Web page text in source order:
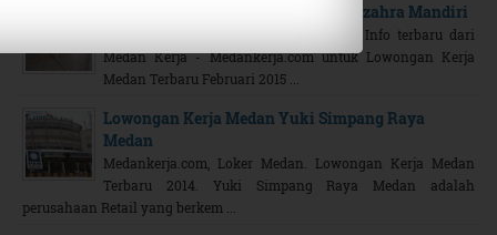
Lowongan Kerja Medan PT Fajar Azzahra Mandiri
Lowongan Kerja Medan. Loker Medan. Info terbaru dari
Medan Kerja - Medankerja.com untuk Lowongan Kerja
Medan Terbaru Februari 2015 ...
Lowongan Kerja Medan Yuki Simpang Raya
Medan
Medankerja.com, Loker Medan. Lowongan Kerja Medan
Terbaru 2014. Yuki Simpang Raya Medan adalah
perusahaan Retail yang berkem ...